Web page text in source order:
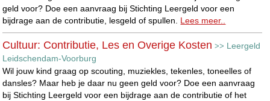
geld voor? Doe een aanvraag bij Stichting Leergeld voor een
bijdrage aan de contributie, lesgeld of spullen. Lees meer..
Cultuur: Contributie, Les en Overige Kosten >> Leergeld
Leidschendam-Voorburg
Wil jouw kind graag op scouting, muziekles, tekenles, toneelles of
dansles? Maar heb je daar nu geen geld voor? Doe een aanvraag
bij Stichting Leergeld voor een bijdrage aan de contributie of het